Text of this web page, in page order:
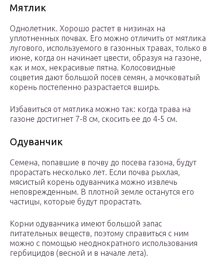
Мятлик
Однолетник. Хорошо растет в низинах на
уплотненных почвах. Его можно отличить от мятлика
лугового, используемого в газонных травах, только в
июне, когда он начинает цвести, образуя на газоне,
как и мох, некрасивые пятна. Колосовидные
соцветия дают большой посев семян, а мочковатый
корень постепенно разрастается вширь.
Избавиться от мятлика можно так: когда трава на
газоне достигнет 7-8 см, скосить ее до 4-5 см.
Одуванчик
Семена, попавшие в почву до посева газона, будут
прорастать несколько лет. Если почва рыхлая,
мясистый корень одуванчика можно извлечь
неповрежденным. В плотной земле останутся его
частицы, которые будут прорастать.
Корни одуванчика имеют большой запас
питательных веществ, поэтому справиться с ним
можно с помощью неоднократного использования
гербицидов (весной и в начале лета).